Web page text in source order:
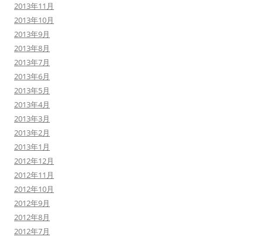
2013年11月
2013年10月
2013年9月
2013年8月
2013年7月
2013年6月
2013年5月
2013年4月
2013年3月
2013年2月
2013年1月
2012年12月
2012年11月
2012年10月
2012年9月
2012年8月
2012年7月